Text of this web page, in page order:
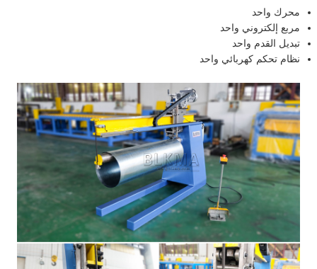
محرك واحد
مربع إلكتروني واحد
تبديل القدم واحد
نظام تحكم كهربائي واحد